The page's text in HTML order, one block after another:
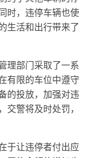
时，违停车辆也使
生活和出行带来了
理部门采取了一系
有限的车位中遵守
的投放，加强对违
警将及时处罚，
于让违停者付出应